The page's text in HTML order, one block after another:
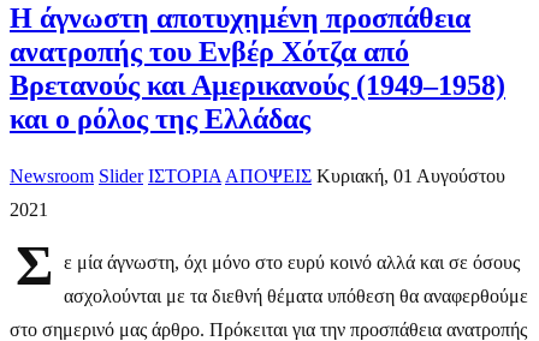
Η άγνωστη αποτυχημένη προσπάθεια
ανατροπής του Ενβέρ Χότζα από
Βρετανούς και Αμερικανούς (1949–1958)
και ο ρόλος της Ελλάδας
Newsroom Slider ΙΣΤΟΡΙΑ ΑΠΟΨΕΙΣ Κυριακή, 01 Αυγούστου
2021
Σ
ε μία άγνωστη, όχι μόνο στο ευρύ κοινό αλλά και σε όσους
ασχολούνται με τα διεθνή θέματα υπόθεση θα αναφερθούμε
στο σημερινό μας άρθρο. Πρόκειται για την προσπάθεια ανατροπής